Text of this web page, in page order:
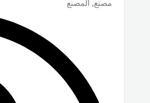
مصنع, المصنع